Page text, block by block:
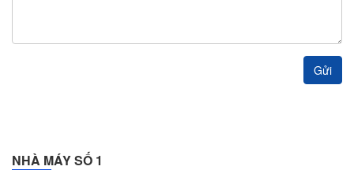
NHÀ MÁY SỐ 1